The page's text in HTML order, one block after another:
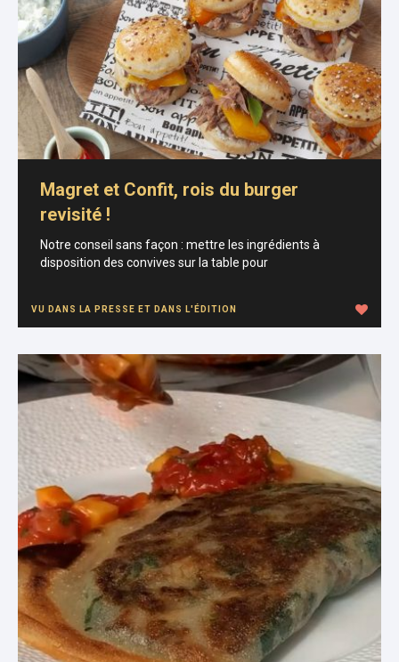
Magret et Confit, rois du burger
revisité !
Notre conseil sans façon : mettre les ingrédients à
disposition des convives sur la table pour
VU DANS LA PRESSE ET DANS L'ÉDITION